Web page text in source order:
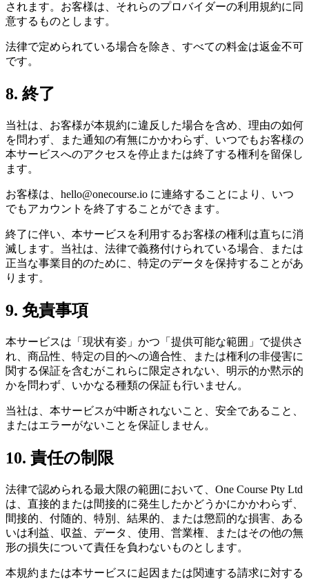
されます。お客様は、それらのプロバイダーの利用規約に同
意するものとします。
法律で定められている場合を除き、すべての料金は返金不可
です。
8. 終了
当社は、お客様が本規約に違反した場合を含め、理由の如何
を問わず、また通知の有無にかかわらず、いつでもお客様の
本サービスへのアクセスを停止または終了する権利を留保し
ます。
お客様は、hello@onecourse.io に連絡することにより、いつ
でもアカウントを終了することができます。
終了に伴い、本サービスを利用するお客様の権利は直ちに消
滅します。当社は、法律で義務付けられている場合、または
正当な事業目的のために、特定のデータを保持することがあ
ります。
9. 免責事項
本サービスは「現状有姿」かつ「提供可能な範囲」で提供さ
れ、商品性、特定の目的への適合性、または権利の非侵害に
関する保証を含むがこれらに限定されない、明示的か黙示的
かを問わず、いかなる種類の保証も行いません。
当社は、本サービスが中断されないこと、安全であること、
またはエラーがないことを保証しません。
10. 責任の制限
法律で認められる最大限の範囲において、One Course Pty Ltd
は、直接的または間接的に発生したかどうかにかかわらず、
間接的、付随的、特別、結果的、または懲罰的な損害、ある
いは利益、収益、データ、使用、営業権、またはその他の無
形の損失について責任を負わないものとします。
本規約または本サービスに起因または関連する請求に対する